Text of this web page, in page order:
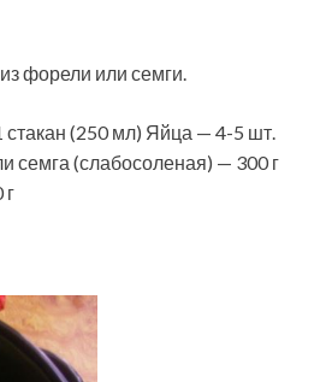
форели или семги.
(250 мл) Яйца — 4-5 шт.
семга (слабосоленая) — 300 г
г